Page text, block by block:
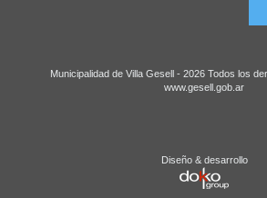
Municipalidad de Villa Gesell - 2026 Todos los
www.gesell.gob.ar
Diseño & desarrollo